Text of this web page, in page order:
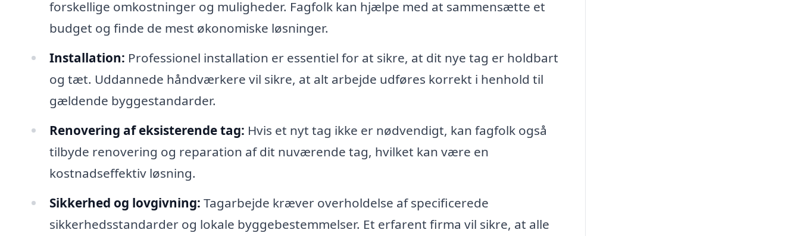
forskellige omkostninger og muligheder. Fagfolk kan hjælpe med at sammensætte et
budget og finde de mest økonomiske løsninger.
Installation: Professionel installation er essentiel for at sikre, at dit nye tag er holdbart
og tæt. Uddannede håndværkere vil sikre, at alt arbejde udføres korrekt i henhold til
gældende byggestandarder.
Renovering af eksisterende tag: Hvis et nyt tag ikke er nødvendigt, kan fagfolk også
tilbyde renovering og reparation af dit nuværende tag, hvilket kan være en
kostnadseffektiv løsning.
Sikkerhed og lovgivning: Tagarbejde kræver overholdelse af specificerede
sikkerhedsstandarder og lokale byggebestemmelser. Et erfarent firma vil sikre, at alle